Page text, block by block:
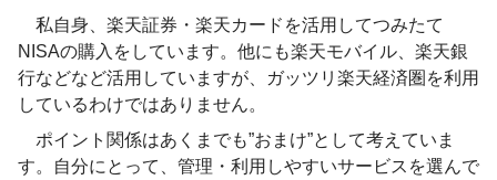
私自身、楽天証券・楽天カードを活用してつみたて
NISAの購入をしています。他にも楽天モバイル、楽天銀
行などなど活用していますが、ガッツリ楽天経済圏を利用
しているわけではありません。
ポイント関係はあくまでも”おまけ”として考えていま
す。自分にとって、管理・利用しやすいサービスを選んで